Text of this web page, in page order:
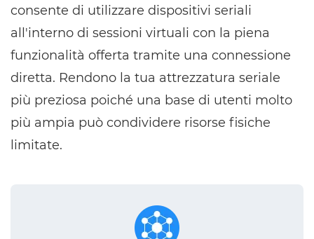
consente di utilizzare dispositivi seriali
all'interno di sessioni virtuali con la piena
funzionalità offerta tramite una connessione
diretta. Rendono la tua attrezzatura seriale
più preziosa poiché una base di utenti molto
più ampia può condividere risorse fisiche
limitate.